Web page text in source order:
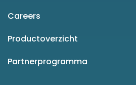
Careers
Productoverzicht
Partnerprogramma